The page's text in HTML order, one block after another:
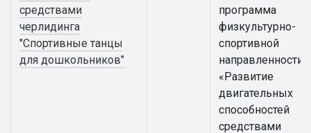
средствами
черлидинга
"Спортивные танцы
для дошкольников"
программа
физкультурно-
спортивной
направленности
«Развитие
двигательных
способностей
средствами